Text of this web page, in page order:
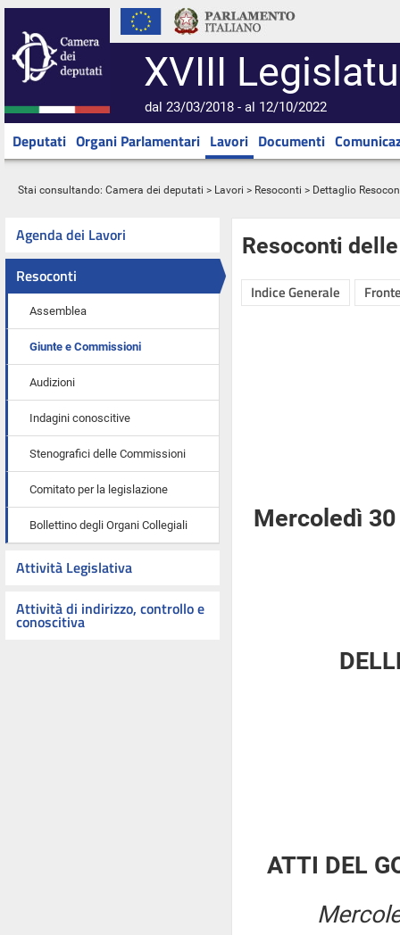
XVIII
dal 23/03/2018 - al 12/10/2022
Deputati Organi Parlamentari Lavori Documenti
Stai consultando: Camera dei deputati > Lavori > Resoconti > Dettaglio
Agenda dei Lavori
Resoconti
Assemblea
Giunte e Commissioni
Audizioni
Indagini conoscitive
Stenografici delle Commissioni
Comitato per la legislazione
Bollettino degli Organi Collegiali
Attività Legislativa
Attività di indirizzo, controllo e
conoscitiva
Resoconti
Indice Generale
Mercoledì
ATTI DEL